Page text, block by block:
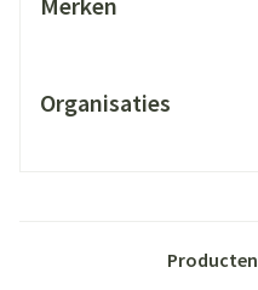
Organisaties
Producten